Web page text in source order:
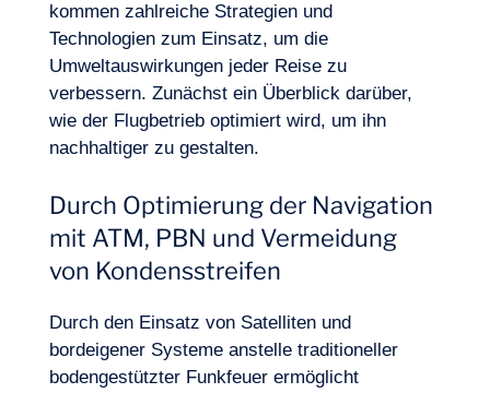
kommen zahlreiche Strategien und
Technologien zum Einsatz, um die
Umweltauswirkungen jeder Reise zu
verbessern. Zunächst ein Überblick darüber,
wie der Flugbetrieb optimiert wird, um ihn
nachhaltiger zu gestalten.
Durch Optimierung der Navigation
mit ATM, PBN und Vermeidung
von Kondensstreifen
Durch den Einsatz von Satelliten und
bordeigener Systeme anstelle traditioneller
bodengestützter Funkfeuer ermöglicht